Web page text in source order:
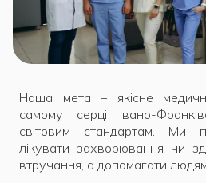
Наша мета – якісне
самому серці Івано-
світовим стандартам. Ми
лікувати захворювання чи
втручання, а допомагати